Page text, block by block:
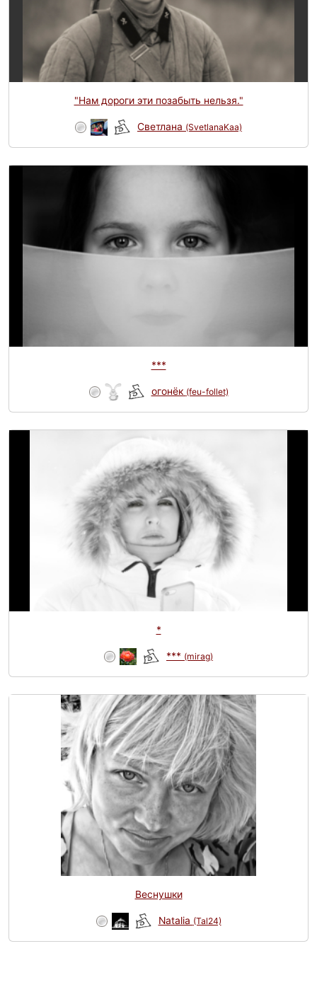
"Нам дороги эти позабыть нельзя."
Светлана (SvetlanaKaa)
***
огонёк (feu-follet)
*
*** (mirag)
Веснушки
Natalia (Tal24)